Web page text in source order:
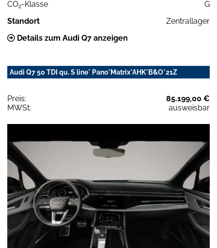
CO2-Klasse
G
Standort
Zentrallager
Details zum Audi Q7 anzeigen
Audi Q7 50 TDI qu. S line* Pano*Matrix*AHK*B&O*21Z
Preis:
85.199,00 €
MWSt:
ausweisbar